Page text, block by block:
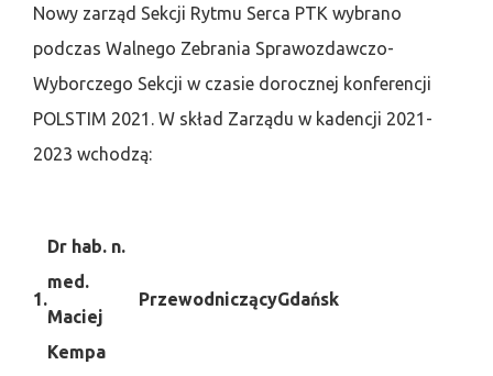
Nowy zarząd Sekcji Rytmu Serca PTK wybrano
podczas Walnego Zebrania Sprawozdawczo-
Wyborczego Sekcji w czasie dorocznej konferencji
POLSTIM 2021. W skład Zarządu w kadencji 2021-
2023 wchodzą:
1.
Dr hab. n.
med.
Maciej
Kempa
PrzewodniczącyGdańsk